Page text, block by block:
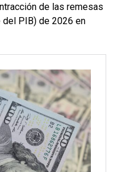
de las remesas
PIB) de 2026 en